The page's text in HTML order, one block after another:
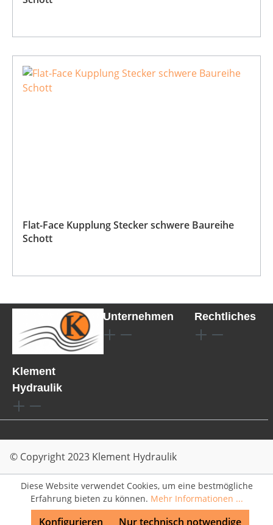
Flat-Face Kupplung Stecker schwere Baureihe
Schott
Klement
Hydraulik
Unternehmen Rechtliches
© Copyright 2023 Klement Hydraulik
Diese Website verwendet Cookies, um eine bestmögliche
Erfahrung bieten zu können. Mehr Informationen ...
Nur technisch notwendige
Konfigurieren